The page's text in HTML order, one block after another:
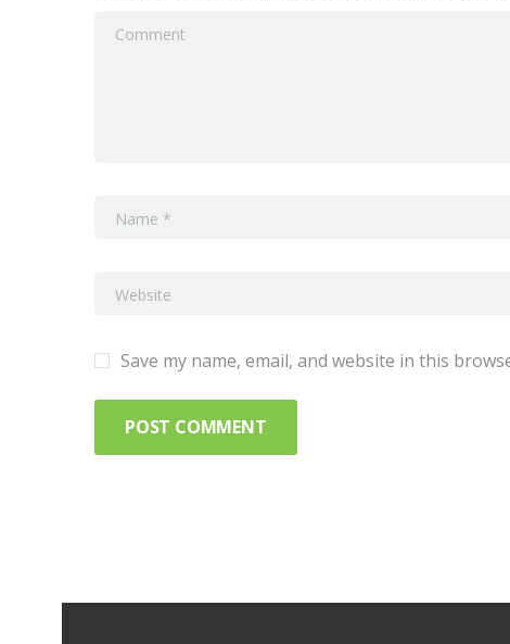
Save my name, email, and website in this